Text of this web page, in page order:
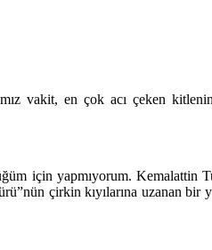
vakit, en çok acı çeken
için yapmıyorum. Kemalattin
çirkin kıyılarına uzanan